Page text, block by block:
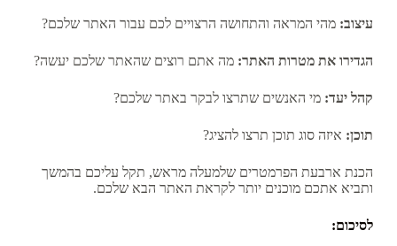
עיצוב: מהי המראה והתחושה הרצויים לכם עבור האתר שלכם?
הגדירו את מטרות האתר: מה אתם רוצים שהאתר שלכם יעשה?
קהל יעד: מי האנשים שתרצו לבקר באתר שלכם?
תוכן: איזה סוג תוכן תרצו להציג?
הכנת ארבעת הפרמטרים שלמעלה מראש, תקל עליכם בהמשך
ותביא אתכם מוכנים יותר לקראת האתר הבא שלכם.
לסיכום: